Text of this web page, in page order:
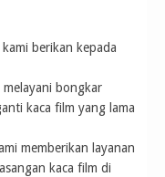
berikan kepada
melayani bongkar
kaca film yang lama
memberikan layanan
kaca film di